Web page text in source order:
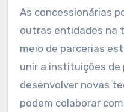
As concessionárias
outras entidades na
meio de parcerias
unir a instituições de
desenvolver novas
podem colaborar